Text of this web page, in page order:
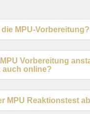
MPU-Vorbereitung?
Vorbereitung
auch online?
MPU Reaktionstest